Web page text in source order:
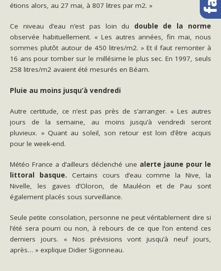
étions alors, au 27 mai, à 807 litres par m2. »
Ce niveau d’eau n’est pas loin du double de la norme
observée habituellement. « Les autres années, fin mai, nous
sommes plutôt autour de 450 litres/m2. » Et il faut remonter à
16 ans pour tomber sur le millésime le plus sec. En 1997, seuls
258 litres/m2 avaient été mesurés en Béarn.
Pluie au moins jusqu’à vendredi
Autre certitude, ce n’est pas près de s’arranger. « Les autres
jours de la semaine, au moins jusqu’à vendredi seront
pluvieux. » Quant au soleil, son retour est loin d’être acquis
pour le week-end.
Météo France a d’ailleurs déclenché une alerte jaune pour le
littoral basque. Certains cours d’eau comme la Nive, la
Nivelle, les gaves d’Oloron, de Mauléon et de Pau sont
également placés sous surveillance.
Seule petite consolation, personne ne peut véritablement dire si
l’été sera pourri ou non, à rebours de ce que l’on entend ces
derniers jours. « Nos prévisions vont jusqu’à neuf jours,
après… » explique Didier Sigonneau.